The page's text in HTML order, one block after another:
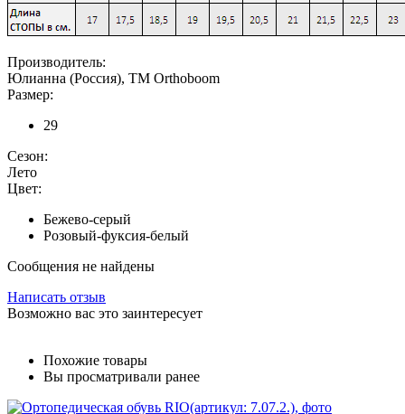
Производитель:
Юлианна (Россия), ТМ Orthoboom
Размер:
29
Сезон:
Лето
Цвет:
Бежево-серый
Розовый-фуксия-белый
Сообщения не найдены
Написать отзыв
Возможно вас это заинтересует
Похожие товары
Вы просматривали ранее